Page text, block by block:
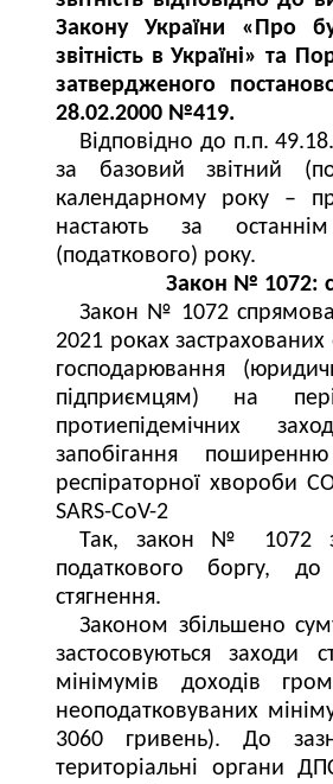
Закону України «Про
звітність в Україні» та
затвердженого
28.02.2000 №419.
Відповідно до п.п.
за базовий звітний
календарному року –
настають за
(податкового) року.
Закон № 1072:
Закон № 1072
2021 роках
господарювання
підприємцям) на
протиепідемічних
запобігання
респіраторної хвороби
SARS-CoV-2
Так, закон № 1072
податкового боргу,
стягнення.
Законом збільшено
застосовуються заходи
мінімумів доходів
неоподатковуваних
3060 гривень). До
територіальні органи